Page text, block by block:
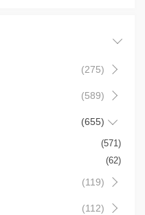
(275)
(589)
(655)
(571)
(62)
(119)
(112)